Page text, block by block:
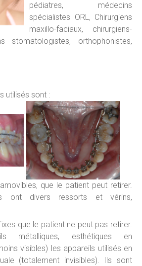
pédiatres, médecins
spécialistes ORL, Chirurgiens
maxillo-faciaux, chirurgiens-
stomatologistes, orthophonistes,
utilisés sont :
que le patient peut retirer.
ont divers ressorts et vérins,
que le patient ne peut pas retirer.
métalliques, esthétiques en
visibles) les appareils utilisés en
(totalement invisibles). Ils sont